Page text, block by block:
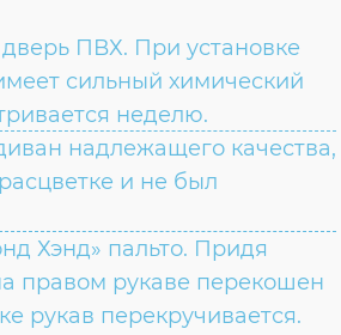
ПВХ. При установке
сильный химический
неделю.
надлежащего качества,
и не был
Хэнд» пальто. Придя
правом рукаве перекошен
рукав перекручивается.